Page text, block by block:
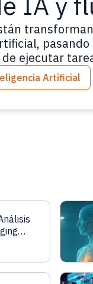
ejecutar
un
de
Artificial